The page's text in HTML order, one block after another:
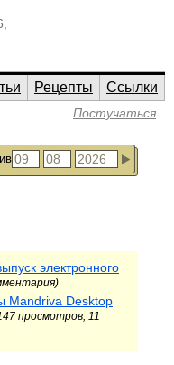
Рецепты
Ссылки
Постучаться
электронного
Mandriva Desktop
просмотров, 11